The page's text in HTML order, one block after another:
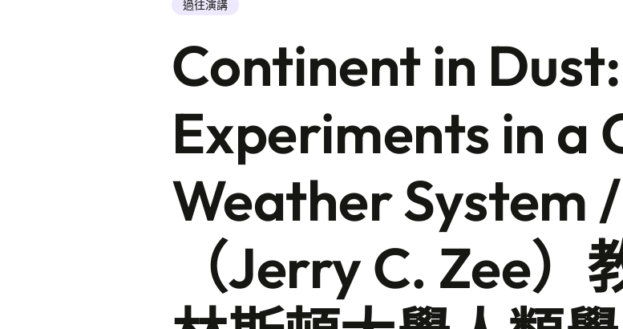
過往演講
Continent in Dust:
Experiments in a
Weather System
（Jerry C. Zee）